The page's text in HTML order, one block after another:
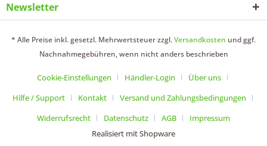
Newsletter
* Alle Preise inkl. gesetzl. Mehrwertsteuer zzgl.Versandkosten und ggf.
Nachnahmegebühren, wenn nicht anders beschrieben
Cookie-Einstellungen Händler-Login
Über uns
Hilfe / Support
Kontakt
Versand und Zahlungsbedingungen
Widerrufsrecht
Datenschutz AGB
Impressum
Realisiert mit Shopware